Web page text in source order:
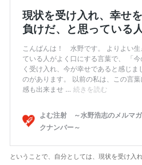
ということで、自分としては、現状を受け入